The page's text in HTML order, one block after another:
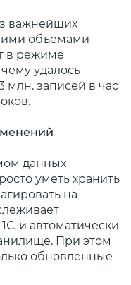
важнейших
объёмами
в режиме
удалось
млн. записей в час
данных
уметь хранить
на
и автоматически
При этом
обновленные